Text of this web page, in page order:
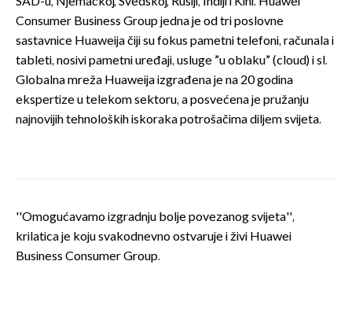
Consumer Business Group jedna je od tri poslovne
sastavnice Huaweija čiji su fokus pametni telefoni, računala i
tableti, nosivi pametni uređaji, usluge ”u oblaku” (cloud) i sl.
Globalna mreža Huaweija izgrađena je na 20 godina
ekspertize u telekom sektoru, a posvećena je pružanju
najnovijih tehnoloških iskoraka potrošačima diljem svijeta.
''Omogućavamo izgradnju bolje povezanog svijeta'',
krilatica je koju svakodnevno ostvaruje i živi Huawei
Business Consumer Group.